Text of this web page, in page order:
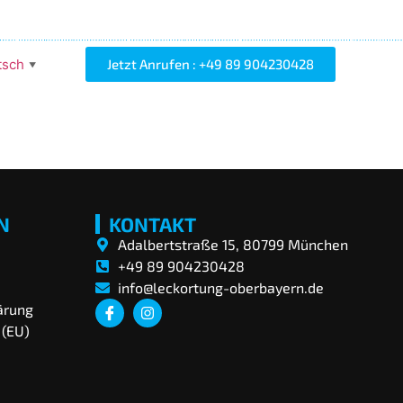
▼ Jetzt Anrufen : +49 89 904230428
KONTAKT
Adalbertstraße 15, 80799 München
+49 89 904230428
info@leckortung-oberbayern.de